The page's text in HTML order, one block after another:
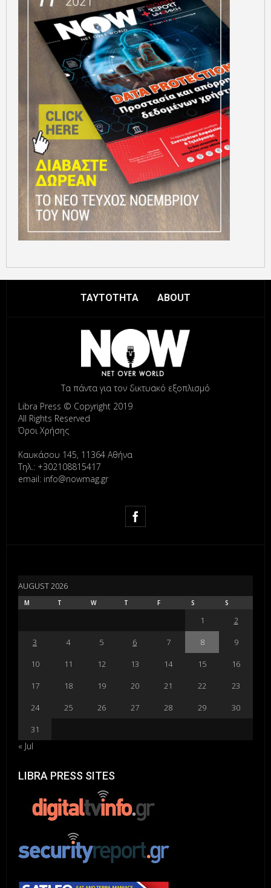
ΤΑΥΤΟΤΗΤΑ ABOUT
Τα πάντα για τον δικτυακό εξοπλισμό
Libra Press © Copyright 2019
All Rights Reserved
Όροι Χρήσης
Καυκάσου 145, 11364 Αθήνα
Τηλ.: +302108815417
email: info@nowmag.gr
AUGUST 2026
M T W T F S S
1
2
3
4 5 6 7 8
9
10
11 12 13 14 15
16
17
18 19 20 21 22
23
24
25 26 27 28 29
30
31
« Jul
LIBRA PRESS SITES